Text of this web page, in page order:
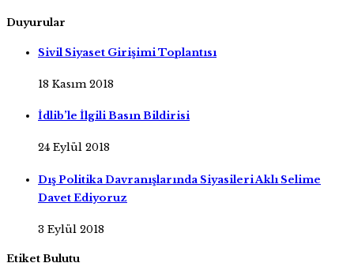
Duyurular
Sivil Siyaset Girişimi Toplantısı
18 Kasım 2018
İdlib’le İlgili Basın Bildirisi
24 Eylül 2018
Dış Politika Davranışlarında Siyasileri Aklı Selime
Davet Ediyoruz
3 Eylül 2018
Etiket Bulutu